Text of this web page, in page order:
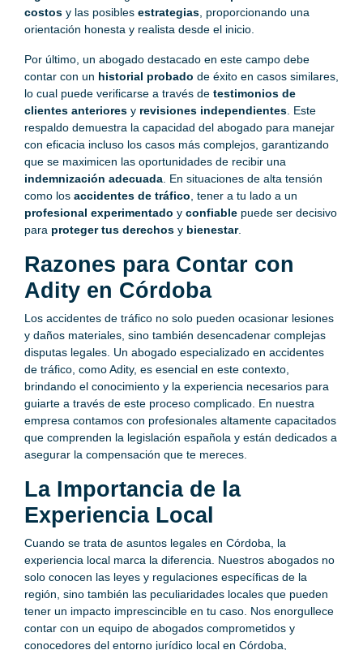
costos y las posibles estrategias , proporcionando una
orientación honesta y realista desde el inicio.
Por último, un abogado destacado en este campo debe
contar con un historial probado de éxito en casos similares,
lo cual puede verificarse a través de testimonios de
clientes anteriores y revisiones independientes . Este
respaldo demuestra la capacidad del abogado para manejar
con eficacia incluso los casos más complejos, garantizando
que se maximicen las oportunidades de recibir una
indemnización adecuada . En situaciones de alta tensión
como los accidentes de tráfico , tener a tu lado a un
profesional experimentado y confiable puede ser decisivo
para proteger tus derechos y bienestar.
Razones para Contar con
Adity en Córdoba
Los accidentes de tráfico no solo pueden ocasionar lesiones
y daños materiales, sino también desencadenar complejas
disputas legales. Un abogado especializado en accidentes
de tráfico, como Adity, es esencial en este contexto,
brindando el conocimiento y la experiencia necesarios para
guiarte a través de este proceso complicado. En nuestra
empresa contamos con profesionales altamente capacitados
que comprenden la legislación española y están dedicados a
asegurar la compensación que te mereces.
La Importancia de la
Experiencia Local
Cuando se trata de asuntos legales en Córdoba, la
experiencia local marca la diferencia. Nuestros abogados no
solo conocen las leyes y regulaciones específicas de la
región, sino también las peculiaridades locales que pueden
tener un impacto imprescincible en tu caso. Nos enorgullece
contar con un equipo de abogados comprometidos y
conocedores del entorno jurídico local en Córdoba,